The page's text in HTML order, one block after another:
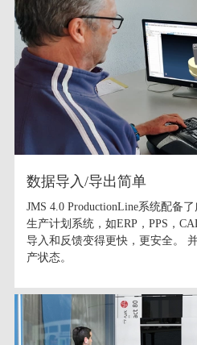
数据导入/导出简单
JMS 4.0 ProductionLine系统配备
生产计划系统，如ERP，PPS，
导入和反馈变得更快，更安全。
产状态。